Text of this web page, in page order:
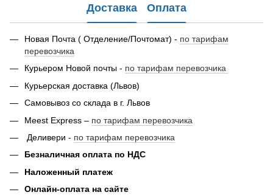
Доставка Оплата
Новая Почта ( Отделение/Почтомат) - по тарифам
перевозчика
Курьером Новой почты - по тарифам перевозчика
Курьерская доставка (Львов)
Самовывоз со склада в г. Львов
Meest Express – по тарифам перевозчика
Деливери - по тарифам перевозчика
Безналичная оплата по НДС
Наложенный платеж
Онлайн-оплата на сайте